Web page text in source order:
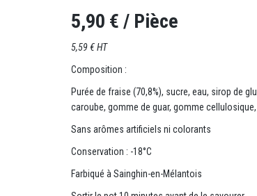
5,90 € / Pièce
5,59 € HT
Composition :
Purée de fraise (70,8%), sucre, eau, sirop de
caroube, gomme de guar, gomme
Sans arômes artificiels ni colorants
Conservation : -18°C
Farbiqué à Sainghin-en-Mélantois